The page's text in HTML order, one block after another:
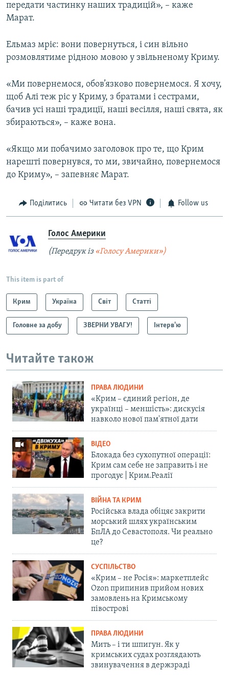
передати частинку наших традицій», – каже
Марат.
Ельмаз мріє: вони повернуться, і син вільно
розмовлятиме рідною мовою у звільненому Криму.
«Ми повернемося, обов’язково повернемося. Я хочу,
щоб Алі теж ріс у Криму, з братами і сестрами,
бачив усі наші традиції, наші весілля, наші свята, як
збираються», – каже вона.
«Якщо ми побачимо заголовок про те, що Крим
нарешті повернувся, то ми, звичайно, повернемося
до Криму», – запевняє Марат.
Поділитись Читати без VPN Follow us
Голос Америки
(Передрук із «Голосу Америки»)
This item is part of
Крим Україна Світ Статті
Головне за добу ЗВЕРНИ УВАГУ! Інтерв'ю
Читайте також
ПРАВА ЛЮДИНИ
«Крим – єдиний регіон, де
українці – меншість»: дискусія
навколо нової пам'ятної дати
ВІДЕО
Блокада без сухопутної операції:
Крим сам себе не заправить і не
прогодує | Крим.Реалії
ВІЙНА ТА КРИМ
Російська влада обіцяє закрити
морський шлях українським
БпЛА до Севастополя. Чи реально
це?
СУСПІЛЬСТВО
«Крим – не Росія»: маркетплейс
Ozon припинив прийом нових
замовлень на Кримському
півострові
ПРАВА ЛЮДИНИ
Мить – і ти шпигун. Як у
кримських судах розглядають
звинувачення в держзраді